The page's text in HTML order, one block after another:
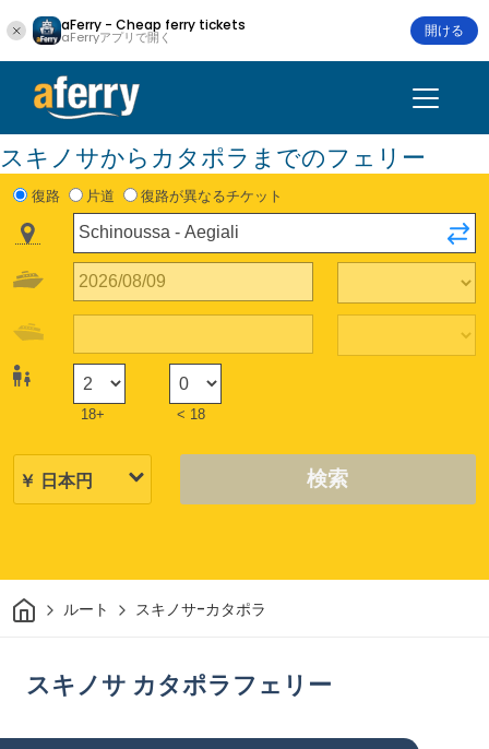
aFerry - Cheap ferry tickets
aFerryアプリで開く 開ける
スキノサからカタポラまでのフェリー
復路 片道 復路が異なるチケット
18+ < 18
検索
家 ルート スキノサ-カタポラ
スキノサ カタポラフェリー